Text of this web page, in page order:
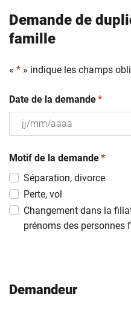
Demande de
famille
« * » indique les champs
Date de la demande*
slash
MM
slash
AAAA
Motif de la demande*
Séparation, divorce
Perte, vol
Changement dans la
prénoms des personnes
Demandeur